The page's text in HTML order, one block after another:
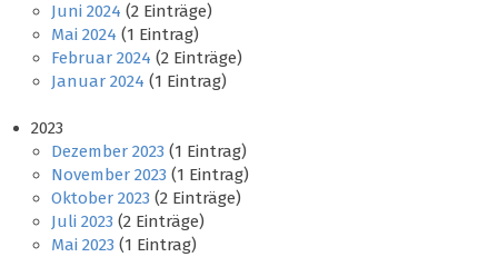
Juni 2024 (2 Einträge)
Mai 2024 (1 Eintrag)
Februar 2024 (2 Einträge)
Januar 2024 (1 Eintrag)
2023
Dezember 2023 (1 Eintrag)
November 2023 (1 Eintrag)
Oktober 2023 (2 Einträge)
Juli 2023 (2 Einträge)
Mai 2023 (1 Eintrag)